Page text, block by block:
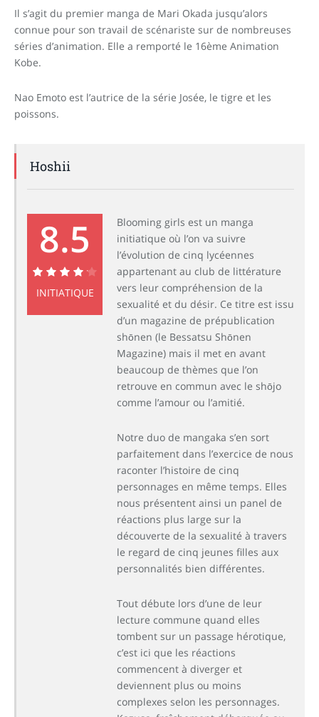
Il s’agit du premier manga de Mari Okada jusqu’alors
connue pour son travail de scénariste sur de nombreuses
séries d’animation. Elle a remporté le 16ème Animation
Kobe.
Nao Emoto est l’autrice de la série Josée, le tigre et les
poissons.
Hoshii
8.5
8.5
INITIATIQUE
Blooming girls est un manga
initiatique où l’on va suivre
l’évolution de cinq lycéennes
appartenant au club de littérature
vers leur compréhension de la
sexualité et du désir. Ce titre est issu
d’un magazine de prépublication
shōnen (le Bessatsu Shōnen
Magazine) mais il met en avant
beaucoup de thèmes que l’on
retrouve en commun avec le shōjo
comme l’amour ou l’amitié.
Notre duo de mangaka s’en sort
parfaitement dans l’exercice de nous
raconter l’histoire de cinq
personnages en même temps. Elles
nous présentent ainsi un panel de
réactions plus large sur la
découverte de la sexualité à travers
le regard de cinq jeunes filles aux
personnalités bien différentes.
Tout débute lors d’une de leur
lecture commune quand elles
tombent sur un passage hérotique,
c’est ici que les réactions
commencent à diverger et
deviennent plus ou moins
complexes selon les personnages.